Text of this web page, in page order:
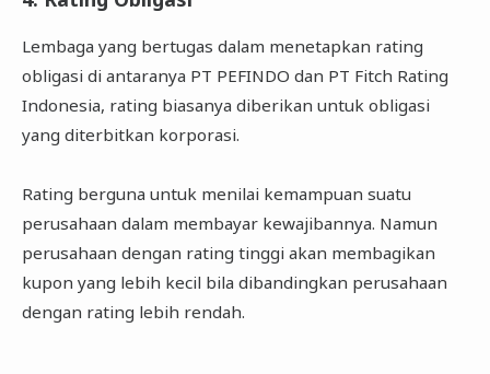
Lembaga yang bertugas dalam menetapkan rating
obligasi di antaranya PT PEFINDO dan PT Fitch Rating
Indonesia, rating biasanya diberikan untuk obligasi
yang diterbitkan korporasi.
Rating berguna untuk menilai kemampuan suatu
perusahaan dalam membayar kewajibannya. Namun
perusahaan dengan rating tinggi akan membagikan
kupon yang lebih kecil bila dibandingkan perusahaan
dengan rating lebih rendah.